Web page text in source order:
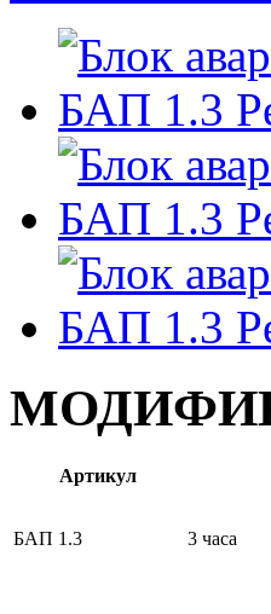
Артикул
БАП 1.3 3 часа